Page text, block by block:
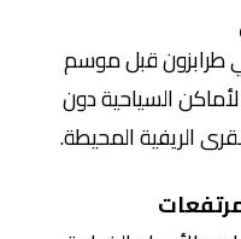
طرابزون قبل موسم
السياحية دون
الريفية المحيطة.